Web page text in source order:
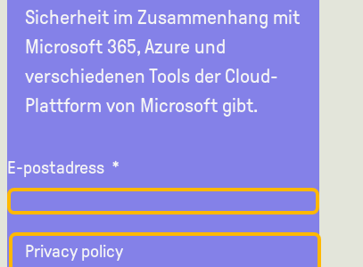
Sicherheit im Zusammenhang mit
Microsoft 365, Azure und
verschiedenen Tools der Cloud-
Plattform von Microsoft gibt.
E-postadress *
Privacy policy